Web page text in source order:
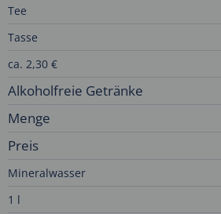
Tee
Tasse
ca. 2,30 €
Alkoholfreie Getränke
Menge
Preis
Mineralwasser
1 l